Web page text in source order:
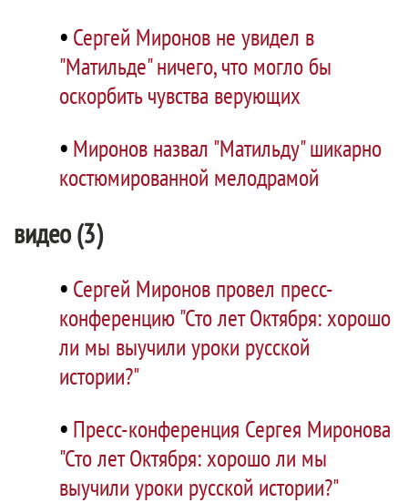
• Сергей Миронов не увидел в
"Матильде" ничего, что могло бы
оскорбить чувства верующих
• Миронов назвал "Матильду" шикарно
костюмированной мелодрамой
видео (3)
• Сергей Миронов провел пресс-
конференцию "Сто лет Октября: хорошо
ли мы выучили уроки русской
истории?"
• Пресс-конференция Сергея Миронова
"Сто лет Октября: хорошо ли мы
выучили уроки русской истории?"